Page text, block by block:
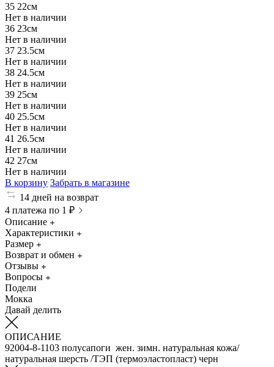
35 22см
Нет в наличии
36 23см
Нет в наличии
37 23.5см
Нет в наличии
38 24.5см
Нет в наличии
39 25см
Нет в наличии
40 25.5см
Нет в наличии
41 26.5см
Нет в наличии
42 27см
Нет в наличии
В корзину Забрать в магазине
14 дней на возврат
4 платежа по 1 ₽
Описание
Характеристики
Размер
Возврат и обмен
Отзывы
Вопросы
Подели
Мокка
Давай делить
ОПИСАНИЕ
92004-8-1103 полусапоги жен. зимн. натуральная кожа/
натуральная шерсть /ТЭП (термоэластопласт) черн